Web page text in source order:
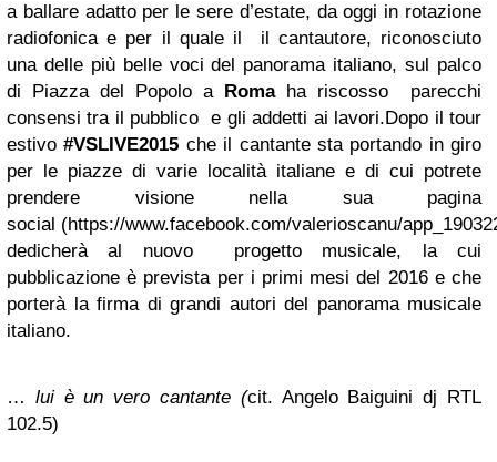
a ballare adatto per le sere d’estate, da oggi in rotazione
radiofonica e per il quale il il cantautore, riconosciuto
una delle più belle voci del panorama italiano, sul palco
di Piazza del Popolo a Romaha riscosso parecchi
consensi tra il pubblico e gli addetti ai lavori.Dopo il tour
estivo#VSLIVE2015 che il cantante sta portando in giro
per le piazze di varie località italiane e di cui potrete
prendere visione nella sua pagina
social (https://www.facebook.com/valerioscanu/
dedicherà al nuovo progetto musicale, la cui
pubblicazione è prevista per i primi mesi del 2016 e che
porterà la firma di grandi autori del panorama musicale
italiano.
… lui è un vero cantante (cit. Angelo Baiguini dj RTL
102.5)